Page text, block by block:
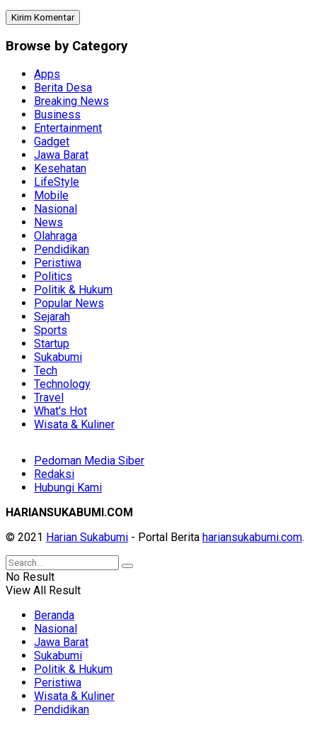
Browse by Category
Apps
Berita Desa
Breaking News
Business
Entertainment
Gadget
Jawa Barat
Kesehatan
LifeStyle
Mobile
Nasional
News
Olahraga
Pendidikan
Peristiwa
Politics
Politik & Hukum
Popular News
Sejarah
Sports
Startup
Sukabumi
Tech
Technology
Travel
What's Hot
Wisata & Kuliner
Pedoman Media Siber
Redaksi
Hubungi Kami
HARIANSUKABUMI.COM
© 2021 Harian Sukabumi - Portal Berita hariansukabumi.com.
No Result
View All Result
Beranda
Nasional
Jawa Barat
Sukabumi
Politik & Hukum
Peristiwa
Wisata & Kuliner
Pendidikan